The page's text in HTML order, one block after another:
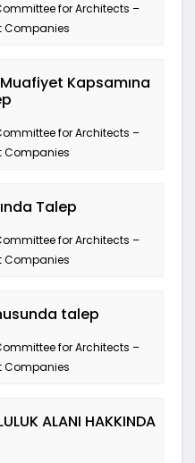
for Architects –
Companies
Muafiyet Kapsamına
for Architects –
Companies
Talep
for Architects –
Companies
talep
for Architects –
Companies
ALANI HAKKINDA